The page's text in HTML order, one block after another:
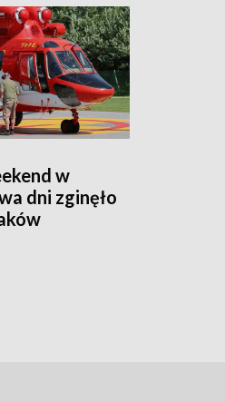
w
dni zginęło